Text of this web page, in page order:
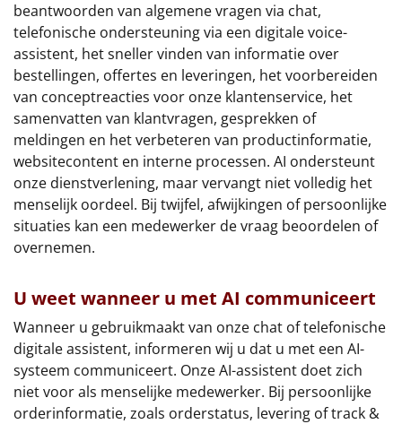
Rituals
Luxe
Mannen
Vrouwen
Duurzaam
Leuke
Uniek
Alle thema's
Artikel
beantwoorden van algemene vragen via chat,
telefonische ondersteuning via een digitale voice-
assistent, het sneller vinden van informatie over
bestellingen, offertes en leveringen, het voorbereiden
van conceptreacties voor onze klantenservice, het
samenvatten van klantvragen, gesprekken of
meldingen en het verbeteren van productinformatie,
websitecontent en interne processen. AI ondersteunt
onze dienstverlening, maar vervangt niet volledig het
menselijk oordeel. Bij twijfel, afwijkingen of persoonlijke
situaties kan een medewerker de vraag beoordelen of
overnemen.
U weet wanneer u met AI communiceert
Wanneer u gebruikmaakt van onze chat of telefonische
digitale assistent, informeren wij u dat u met een AI-
systeem communiceert. Onze AI-assistent doet zich
niet voor als menselijke medewerker. Bij persoonlijke
orderinformatie, zoals orderstatus, levering of track &